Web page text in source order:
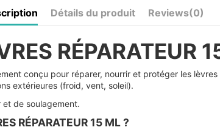
Détails du produit Reviews(0)
RÉPARATEUR
conçu pour réparer, nourrir et protéger les
extérieures (froid, vent, soleil).
de soulagement.
RÉPARATEUR 15 ML ?